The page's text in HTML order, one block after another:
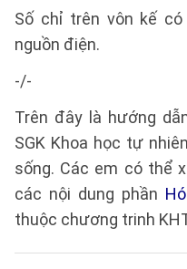
Số chỉ trên vôn kế
nguồn điện.
-/-
Trên đây là hướng
SGK Khoa học tự
sống. Các em có thể
các nội dung phần
thuộc chương trinh